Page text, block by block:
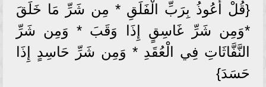
{قُلْ أَعُوذُ بِرَبِّ الْفَلَقِ * مِن شَرِّ مَا خَلَقَ
*وَمِن شَرِّ غَاسِقٍ إِذَا وَقَبَ * وَمِن شَرِّ
النَّفَّاثَاتِ فِي الْعُقَدِ * وَمِن شَرِّ حَاسِدٍ إِذَا
حَسَدَ}